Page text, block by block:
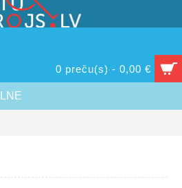
0 preču(s) - 0,00 €